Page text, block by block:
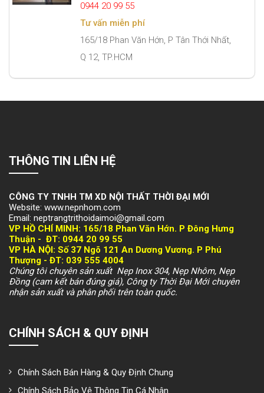
0944 20 99 55
Tư vấn miễn phí
165/18 Phan Văn Hớn, P Tân Thới Nhất,
Q 12, TP.HCM
THÔNG TIN LIÊN HỆ
CÔNG TY TNHH TM XD NỘI THẤT THỜI ĐẠI MỚI
Website: www.nepnhom.com
Email: neptrangtrithoidaimoi@gmail.com
VP HỒ CHÍ MINH: 165/18 Phan Văn Hớn. P Đông Hưng
Thuận - ĐT: 0944 20 99 55
VP HÀ NỘI: Số 37 Ngõ 121 An Dương Vương. P Phú
Thượng - ĐT: 039 555 4004
Chúng tôi chuyên sản xuất Nẹp Inox 304, Nẹp Nhôm, Nẹp
Đồng (cam kết bán đúng giá), Công ty Thời Đại Mới chuyên
nhận sản xuất và phân phối trên toàn quốc.
CHÍNH SÁCH & QUY ĐỊNH
Chính Sách Bán Hàng & Quy Định Chung
Chính Sách Bảo Vệ Thông Tin Cá Nhân